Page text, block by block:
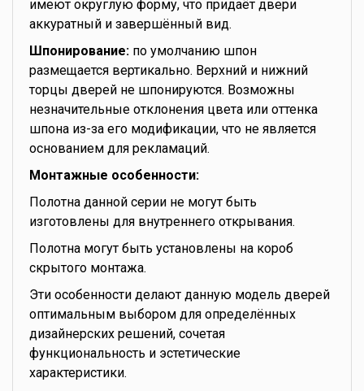
имеют округлую форму, что придаёт двери
аккуратный и завершённый вид.
Шпонирование: по умолчанию шпон
размещается вертикально. Верхний и нижний
торцы дверей не шпонируются. Возможны
незначительные отклонения цвета или оттенка
шпона из-за его модификации, что не является
основанием для рекламаций.
Монтажные особенности:
Полотна данной серии не могут быть
изготовлены для внутреннего открывания.
Полотна могут быть установлены на короб
скрытого монтажа.
Эти особенности делают данную модель дверей
оптимальным выбором для определённых
дизайнерских решений, сочетая
функциональность и эстетические
характеристики.